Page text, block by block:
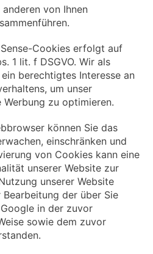
von Ihnen
Cookies erfolgt auf
1 lit. f DSGVO. Wir als
berechtigtes Interesse an
um unser
zu optimieren.
können Sie das
einschränken und
von Cookies kann eine
unserer Website zur
unserer Website
der über Sie
in der zuvor
sowie dem zuvor